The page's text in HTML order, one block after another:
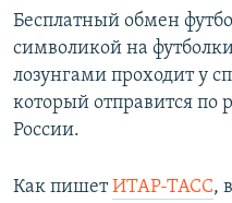
Бесплатный обмен
символикой на
лозунгами проходит у
который отправится
России.
Как пишетИТАР-ТАСС,